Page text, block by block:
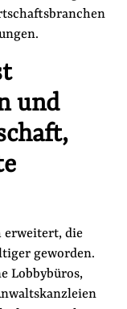
und
erweitert, die
geworden.
Lobbybüros,